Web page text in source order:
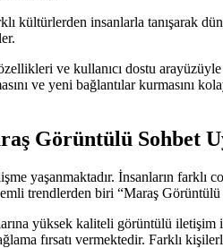
kültürlerden insanlarla tanışarak
ve kullanıcı dostu
ve yeni bağlantılar kurmasını
Görüntülü Sohbet
yaşanmaktadır. İnsanların
trendlerden biri “Maraş Görüntülü
yüksek kaliteli görüntülü
fırsatı vermektedir. Farklı